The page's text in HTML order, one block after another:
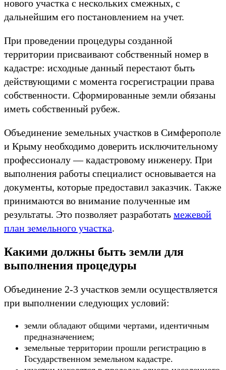
нового участка с нескольких смежных, с
дальнейшим его постановлением на учет.
При проведении процедуры созданной
территории присваивают собственный номер в
кадастре: исходные данный перестают быть
действующими с момента госрегистрации права
собственности. Сформированные земли обязаны
иметь собственный рубеж.
Объединение земельных участков в Симферополе
и Крыму необходимо доверить исключительному
профессионалу — кадастровому инженеру. При
выполнения работы специалист основывается на
документы, которые предоставил заказчик. Также
принимаются во внимание полученные им
результаты. Это позволяет разработать межевой
план земельного участка.
Какими должны быть земли для
выполнения процедуры
Объединение 2-3 участков земли осуществляется
при выполнении следующих условий:
земли обладают общими чертами, идентичным
предназначением;
земельные территории прошли регистрацию в
Государственном земельном кадастре.